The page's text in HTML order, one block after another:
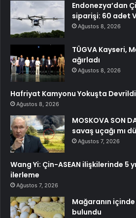
Endonezya’dan
siparişi: 60 adet
Ağustos 8, 2026
TÜGVA Kayseri,
ağırladı
Ağustos 8, 2026
Hafriyat Kamyonu Yokuşta Devrildi
Ağustos 8, 2026
MOSKOVA SON
savaş uçağı mı
Ağustos 7, 2026
Wang Yi: Çin-ASEAN ilişkilerinde 5
ilerleme
Ağustos 7, 2026
Mağaranın
bulundu